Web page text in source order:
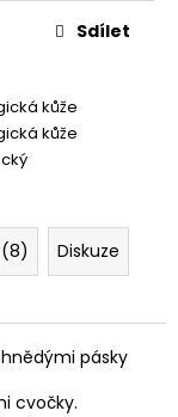
kůže
kůže
Sdílet
Diskuze
pásky
cvočky.